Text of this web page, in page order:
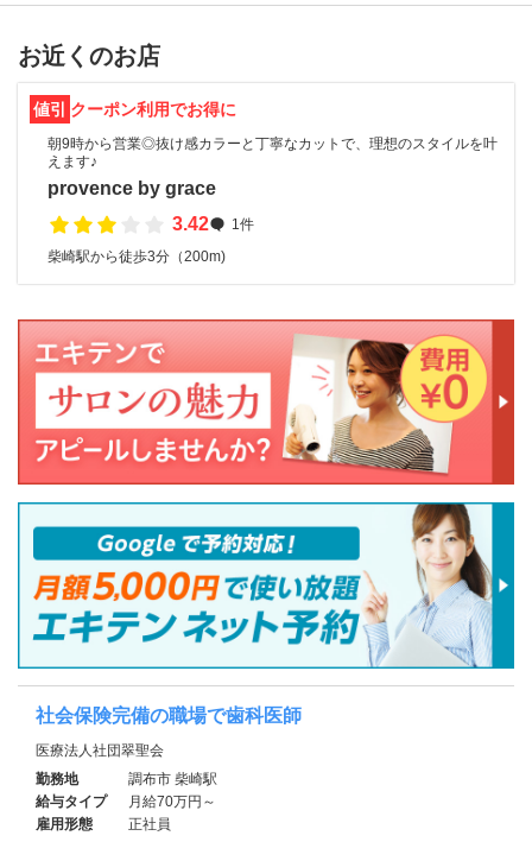
お近くのお店
値引 クーポン利用でお得に
朝9時から営業◎抜け感カラーと丁寧なカットで、理想のスタイルを叶
えます♪
provence by grace
3.42
1件
柴崎駅から徒歩3分（200m)
社会保険完備の職場で歯科医師
医療法人社団翠聖会
勤務地
調布市 柴崎駅
給与タイプ
月給70万円～
雇用形態
正社員